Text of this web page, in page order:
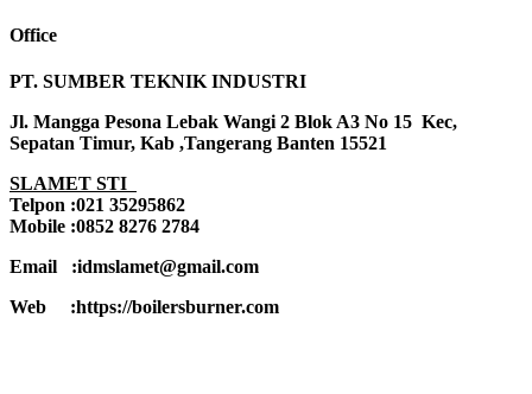
Office
PT. SUMBER TEKNIK INDUSTRI
Jl. Mangga Pesona Lebak Wangi 2 Blok A3 No 15 Kec,
Sepatan Timur, Kab ,Tangerang Banten 15521
SLAMET STI
Telpon :021 35295862
Mobile :0852 8276 2784
Email :idmslamet@gmail.com
Web :https://boilersburner.com